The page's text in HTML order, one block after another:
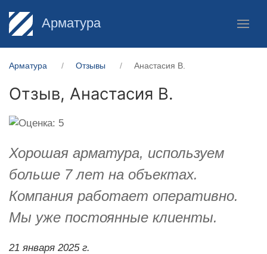
Арматура
Арматура Отзывы Анастасия В.
Отзыв, Анастасия В.
Хорошая арматура, используем
больше 7 лет на объектах.
Компания работает оперативно.
Мы уже постоянные клиенты.
21 января 2025 г.